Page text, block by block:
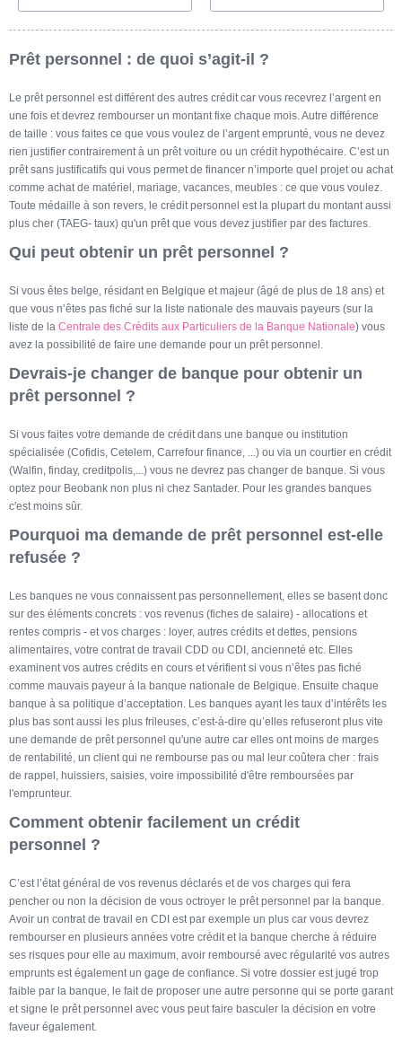
Prêt personnel : de quoi s’agit-il ?
Le prêt personnel est différent des autres crédit car vous recevrez l’argent en
une fois et devrez rembourser un montant fixe chaque mois. Autre différence
de taille : vous faites ce que vous voulez de l’argent emprunté, vous ne devez
rien justifier contrairement à un prêt voiture ou un crédit hypothécaire. C’est un
prêt sans justificatifs qui vous permet de financer n’importe quel projet ou achat
comme achat de matériel, mariage, vacances, meubles : ce que vous voulez.
Toute médaille à son revers, le crédit personnel est la plupart du montant aussi
plus cher (TAEG- taux) qu'un prêt que vous devez justifier par des factures.
Qui peut obtenir un prêt personnel ?
Si vous êtes belge, résidant en Belgique et majeur (âgé de plus de 18 ans) et
que vous n’êtes pas fiché sur la liste nationale des mauvais payeurs (sur la
liste de la Centrale des Crédits aux Particuliers de la Banque Nationale) vous
avez la possibilité de faire une demande pour un prêt personnel.
Devrais-je changer de banque pour obtenir un
prêt personnel ?
Si vous faites votre demande de crédit dans une banque ou institution
spécialisée (Cofidis, Cetelem, Carrefour finance, ...) ou via un courtier en crédit
(Walfin, finday, creditpolis,...) vous ne devrez pas changer de banque. Si vous
optez pour Beobank non plus ni chez Santader. Pour les grandes banques
c'est moins sûr.
Pourquoi ma demande de prêt personnel est-elle
refusée ?
Les banques ne vous connaissent pas personnellement, elles se basent donc
sur des éléments concrets : vos revenus (fiches de salaire) - allocations et
rentes compris - et vos charges : loyer, autres crédits et dettes, pensions
alimentaires, votre contrat de travail CDD ou CDI, ancienneté etc. Elles
examinent vos autres crédits en cours et vérifient si vous n’êtes pas fiché
comme mauvais payeur à la banque nationale de Belgique. Ensuite chaque
banque à sa politique d’acceptation. Les banques ayant les taux d’intérêts les
plus bas sont aussi les plus frileuses, c’est-à-dire qu’elles refuseront plus vite
une demande de prêt personnel qu'une autre car elles ont moins de marges
de rentabilité, un client qui ne rembourse pas ou mal leur coûtera cher : frais
de rappel, huissiers, saisies, voire impossibilité d'être remboursées par
l'emprunteur.
Comment obtenir facilement un crédit
personnel ?
C’est l’état général de vos revenus déclarés et de vos charges qui fera
pencher ou non la décision de vous octroyer le prêt personnel par la banque.
Avoir un contrat de travail en CDI est par exemple un plus car vous devrez
rembourser en plusieurs années votre crédit et la banque cherche à réduire
ses risques pour elle au maximum, avoir remboursé avec régularité vos autres
emprunts est également un gage de confiance. Si votre dossier est jugé trop
faible par la banque, le fait de proposer une autre personne qui se porte garant
et signe le prêt personnel avec vous peut faire basculer la décision en votre
faveur également.